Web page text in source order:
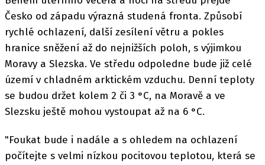
Česko od západu výrazná studená fronta. Způsobí
rychlé ochlazení, další zesílení větru a pokles
hranice sněžení až do nejnižších poloh, s výjimkou
Moravy a Slezska. Ve středu odpoledne bude již celé
území v chladném arktickém vzduchu. Denní teploty
se budou držet kolem 2 či 3 °C, na Moravě a ve
Slezsku ještě mohou vystoupat až na 6 °C.
"Foukat bude i nadále a s ohledem na ochlazení
počítejte s velmi nízkou pocitovou teplotou, která se